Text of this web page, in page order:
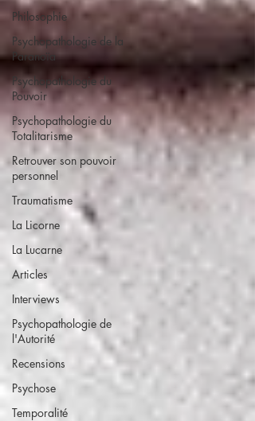
Philosophie
Psychopathologie de la
Paranoïa
Psychopathologie du
Pouvoir
Psychopathologie du
Totalitarisme
Retrouver son pouvoir
personnel
Traumatisme
La Licorne
La Lucarne
Articles
Interviews
Psychopathologie de
l'Autorité
Recensions
Psychose
Temporalité